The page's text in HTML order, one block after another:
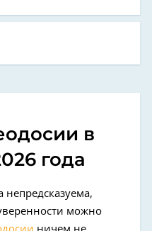
в
года
непредсказуема,
можно